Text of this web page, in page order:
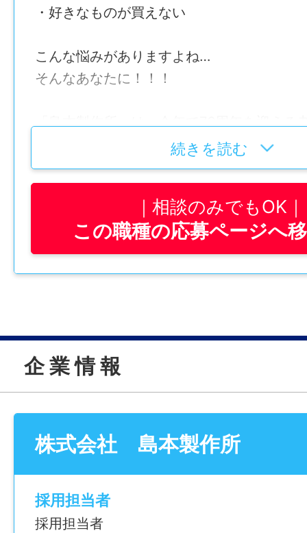
・好きなものが買えない
こんな悩みがありますよね…
そんなあなたに！！！
「島本製作所」は、今年で76周年を迎える
アルミサッシの大手であるYKK産業株式会
ており、
安定した経営を行っています！
なので…
---------
賞与が年3回も出せちゃうんで
ります♪
---------
年収もアップして、仕事にやりがいが持て
も買えちゃう♪
///////////////////////////////////////
続きを読む
相談のみでもOK
この職種の応募ページへ
企 業 情 報
株式会社 島本製作所
採用担当者
採用担当者